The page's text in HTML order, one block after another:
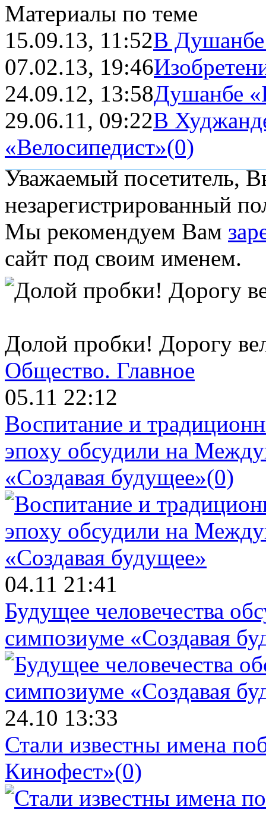
Материалы по теме
15.09.13, 11:52В Душанбе
07.02.13, 19:46
24.09.12, 13:58Душанбе
29.06.11, 09:22В
«Велосипедист»(0)
Уважаемый посетитель,
незарегистрированный
Мы рекомендуем Вам
сайт под своим именем.
Долой пробки! Дорогу
Общество. Главное
05.11 22:12
Воспитание и
эпоху обсудили на
«Создавая будущее»(0)
04.11 21:41
Будущее человечества
симпозиуме «Создавая
24.10 13:33
Стали известны имена
Кинофест»(0)